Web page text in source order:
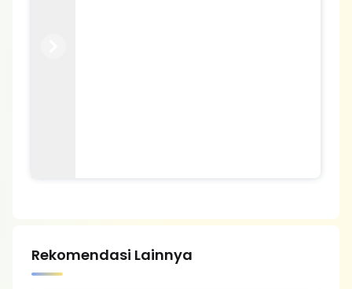
Rekomendasi Lainnya